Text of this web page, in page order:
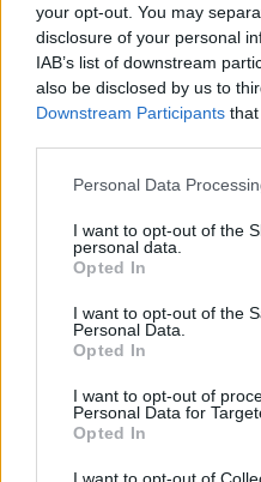
your opt-out. You may
disclosure of your personal
IAB’s list of downstream
also be disclosed by us to
Downstream Participants
Please note that this
not limited to your visit or
grant or deny consent to
use your data for below
consent section.
Personal Data
I want to opt-out of the
personal data.
Opted In
I want to opt-out of the
Personal Data.
Opted In
I want to opt-out of
Personal Data for
Opted In
I want to opt-out of
Ρύπανσης και
Αερίου) πάντως έχει
τον Δήμο ότι η οσμή
επικίνδυνης
Η μέχρι τώρα σύσταση
χώρους με κλειστά
Κάτοικος της
Agency για τη
έγινε πιο έντονη κατά
διαστήματα υποχωρεί
«μύριζε έντονα». Μια